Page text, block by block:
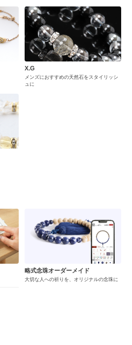
X.G
メンズにおすすめの天然石をスタイリッシ
ュに
略式念珠オーダーメイド
大切な人への祈りを、オリジナルの念珠に